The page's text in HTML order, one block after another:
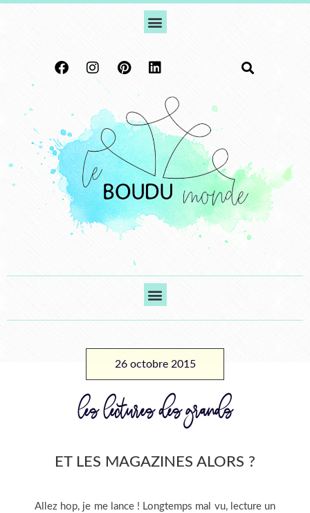
26 octobre 2015
les lectures des grands
ET LES MAGAZINES ALORS ?
Allez hop, je me lance ! Longtemps mal vu, lecture un